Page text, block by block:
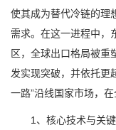
使其成为替代冷链的理
需求。在这一进程中，
区，全球出口格局被重
发实现突破，并依托更
一路”沿线国家市场，
1、核心技术与关键